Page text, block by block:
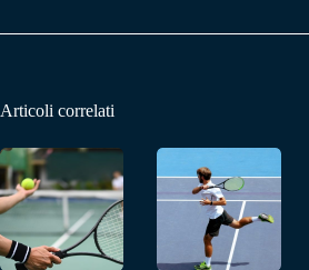
Articoli correlati